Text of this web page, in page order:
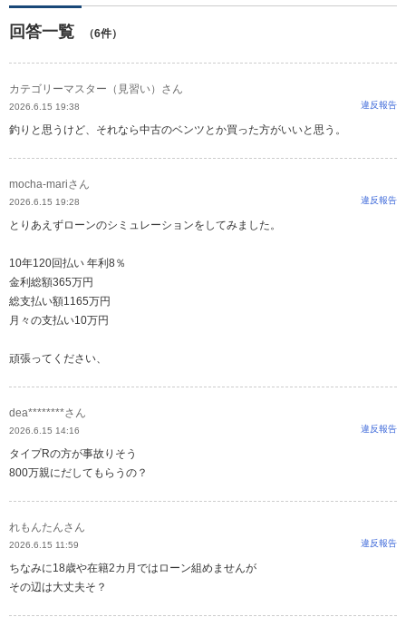
回答一覧 （6件）
カテゴリーマスター（見習い）さん
2026.6.15 19:38 違反報告
釣りと思うけど、それなら中古のベンツとか買った方がいいと思う。
mocha-mariさん
2026.6.15 19:28 違反報告
とりあえずローンのシミュレーションをしてみました。
10年120回払い 年利8％
金利総額365万円
総支払い額1165万円
月々の支払い10万円
頑張ってください、
dea********さん
2026.6.15 14:16 違反報告
タイプRの方が事故りそう
800万親にだしてもらうの？
れもんたんさん
2026.6.15 11:59 違反報告
ちなみに18歳や在籍2カ月ではローン組めませんが
その辺は大丈夫そ？